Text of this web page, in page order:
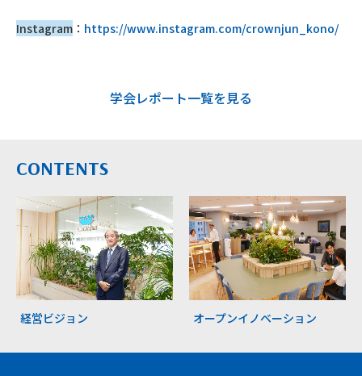
Instagram ： https://www.instagram.com/crownjun_kono/
学会レポート一覧を見る
CONTENTS
経営ビジョン オープンイノベーション